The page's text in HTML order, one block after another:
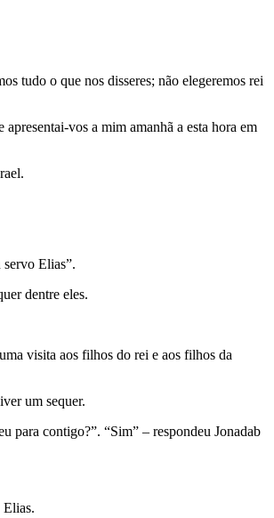
tudo o que nos disseres; não elegeremos rei
vos a mim amanhã a esta hora em
Elias”.
dentre eles.
visita aos filhos do rei e aos filhos da
um sequer.
para contigo?”. “Sim” – respondeu Jonadab
Elias.